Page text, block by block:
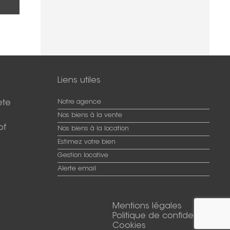
Liens utiles
Notre agence
Nos biens à la vente
Nos biens à la location
Estimez votre bien
Gestion locative
Alerte email
Mentions légales
Politique de confidentialité
Cookies